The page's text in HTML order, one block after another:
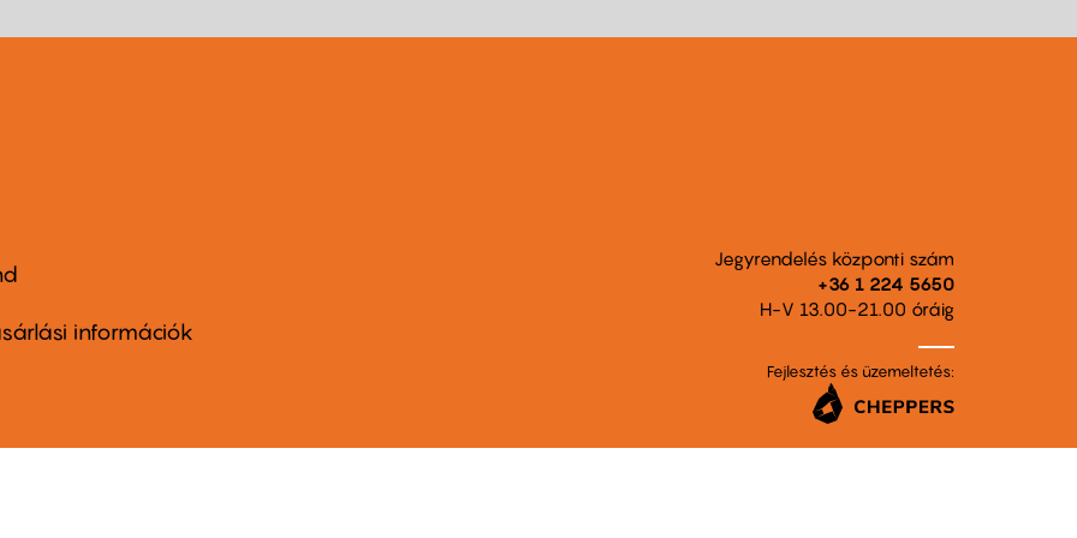
információk
Jegyrendelés központi szám
+36 1 224 5650
H-V 13.00-21.00 óráig
Fejlesztés és üzemeltetés: